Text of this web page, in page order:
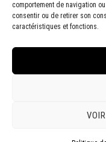
comportement de navigation
consentir ou de retirer son
caractéristiques et fonctions.
Copyright © 2026 - Ludo